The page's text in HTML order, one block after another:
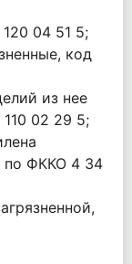
04 51 5;
код
из нее
02 29 5;
по ФККО 4 34